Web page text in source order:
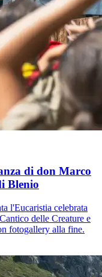
di don Marco
Blenio
l'Eucaristia celebrata
delle Creature e
fotogallery alla fine.